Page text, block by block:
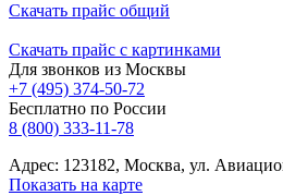
Скачать прайс общий
Скачать прайс с картинками
Для звонков из Москвы
+7 (495) 374-50-72
Бесплатно по России
8 (800) 333-11-78
Адрес: 123182, Москва, ул.
Показать на карте